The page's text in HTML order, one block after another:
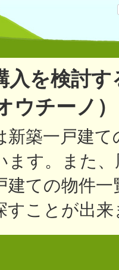
入を検討
ウチーノ
新築一戸建
ます。また
建ての物件
すことが出来